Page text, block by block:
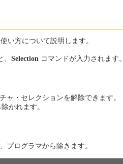
い方について説明します。
Selection コマンドが入力されます。
ャ・セレクションを解除できます。
かれます。
プログラマから除きます。